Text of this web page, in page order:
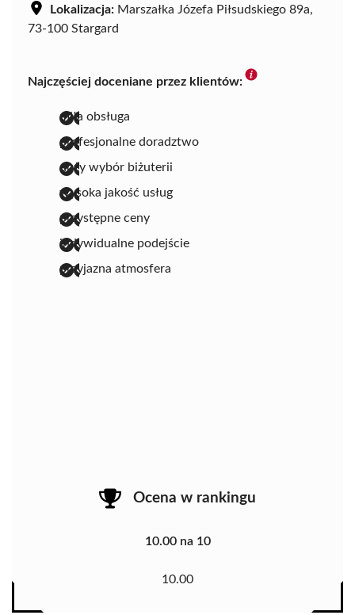
Lokalizacja: Marszałka Józefa Piłsudskiego 89a,
73-100 Stargard
Najczęściej doceniane przez klientów:
miła obsługa
profesjonalne doradztwo
duży wybór biżuterii
wysoka jakość usług
przystępne ceny
indywidualne podejście
przyjazna atmosfera
Ocena w rankingu
10.00 na 10
10.00